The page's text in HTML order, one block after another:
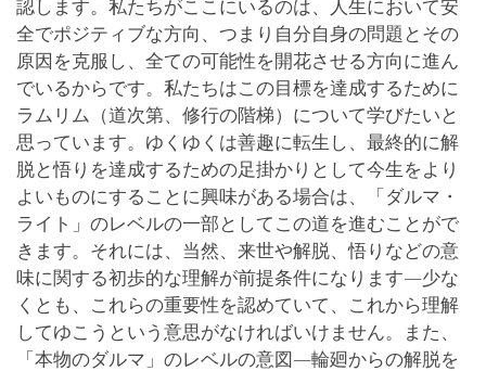
認します。私たちがここにいるのは、人生において安
全でポジティブな方向、つまり自分自身の問題とその
原因を克服し、全ての可能性を開花させる方向に進ん
でいるからです。私たちはこの目標を達成するために
ラムリム（道次第、修行の階梯）について学びたいと
思っています。ゆくゆくは善趣に転生し、最終的に解
脱と悟りを達成するための足掛かりとして今生をより
よいものにすることに興味がある場合は、「ダルマ・
ライト」のレベルの一部としてこの道を進むことがで
きます。それには、当然、来世や解脱、悟りなどの意
味に関する初歩的な理解が前提条件になります―少な
くとも、これらの重要性を認めていて、これから理解
してゆこうという意思がなければいけません。また、
「本物のダルマ」のレベルの意図―輪廻からの解脱を